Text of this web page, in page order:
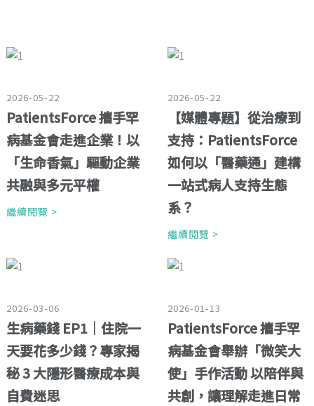
2026-05-22
PatientsForce 攜手罕
病基金會走進企業！以
「生命香氣」驅動企業
共融與多元平權
繼續閱覽 >
2026-05-22
【媒體專題】從治療到
支持：PatientsForce
如何以「醫藥通」建構
一站式病人支持生態
系？
繼續閱覽 >
2026-03-06
生病藥錢 EP1｜住院一
天要花多少錢？專家揭
秘 3 大隱形醫療成本與
自費迷思
2026-01-13
PatientsForce 攜手罕
病基金會舉辦「微笑大
使」手作活動 以陪伴與
共創，讓理解走進日常